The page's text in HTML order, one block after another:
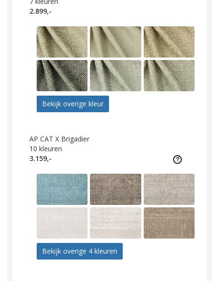
2.899,-
Bekijk overige kleur
AP CAT X Brigadier
10 kleuren
3.159,-
Bekijk overige 4 kleuren